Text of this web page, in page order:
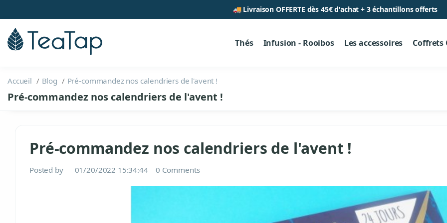
🚚 Livraison OFFERTE dès 45€ d'achat + 3 échantillons offerts
Thés Infusion - Rooibos Les accessoires Coffrets
Accueil Blog Pré-commandez nos calendriers de l'avent !
Pré-commandez nos calendriers de l'avent !
Pré-commandez nos calendriers de l'avent !
Posted by 01/20/2022 15:34:44 0 Comments